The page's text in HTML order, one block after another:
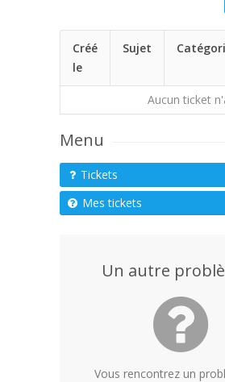
Créé
le
Sujet
Aucun ticket
Menu
Tickets
Mes tickets
Un autre
Vous rencontrez un